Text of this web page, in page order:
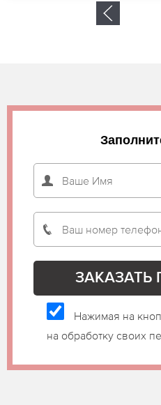
Нажимая на
на обработку своих